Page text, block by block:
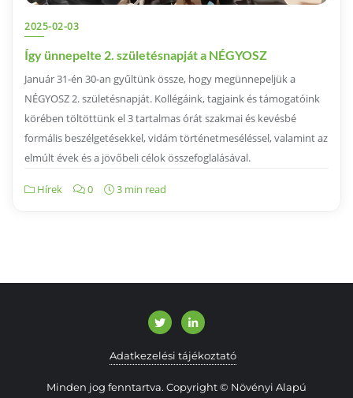
2025-02-03
Így ünnepelte 2. születésnapját a NÉGYOSZ
Január 31-én 30-an gyűltünk össze, hogy megünnepeljük a
NÉGYOSZ 2. születésnapját. Kollégáink, tagjaink és támogatóink
körében töltöttünk el 3 tartalmas órát szakmai és kevésbé
formális beszélgetésekkel, vidám történetmeséléssel, valamint az
elmúlt évek és a jövőbeli célok összefoglalásával.
Hírek 0 3 min read
Adatkezelési tájékoztató
Minden jog fenntartva. Copyright © Növényi Alapú